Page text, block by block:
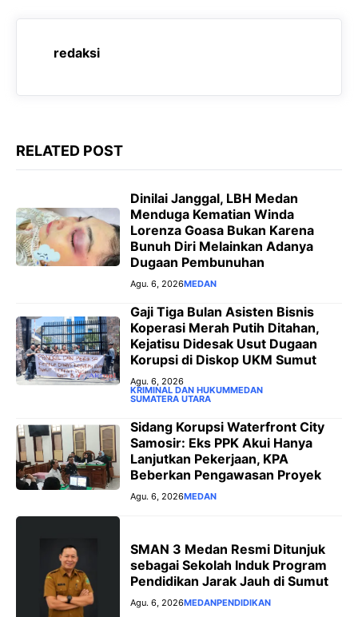
c
o
k
a
A
p
l
e
r
m
s
n
e
r
redaksi
RELATED POST
Dinilai Janggal, LBH Medan
Menduga Kematian Winda
Lorenza Goasa Bukan Karena
Bunuh Diri Melainkan Adanya
Dugaan Pembunuhan
Agu. 6, 2026MEDAN
‎Gaji Tiga Bulan Asisten Bisnis
Koperasi Merah Putih Ditahan,
Kejatisu Didesak Usut Dugaan
Korupsi di Diskop UKM Sumut
Agu. 6, 2026
KRIMINAL DAN HUKUMMEDAN
SUMATERA UTARA
Sidang Korupsi Waterfront City
Samosir: Eks PPK Akui Hanya
Lanjutkan Pekerjaan, KPA
Beberkan Pengawasan Proyek
Agu. 6, 2026MEDAN
SMAN 3 Medan Resmi Ditunjuk
sebagai Sekolah Induk Program
Pendidikan Jarak Jauh di Sumut
Agu. 6, 2026MEDANPENDIDIKAN